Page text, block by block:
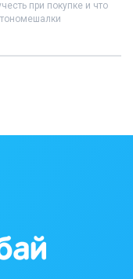
при покупке и что